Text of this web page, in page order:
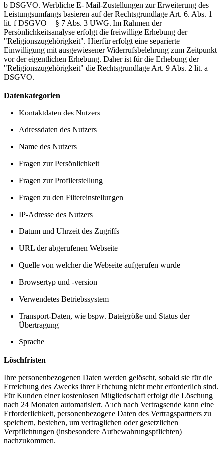
b DSGVO. Werbliche E- Mail-Zustellungen zur Erweiterung des
Leistungsumfangs basieren auf der Rechtsgrundlage Art. 6. Abs. 1
lit. f DSGVO + § 7 Abs. 3 UWG. Im Rahmen der
Persönlichkeitsanalyse erfolgt die freiwillige Erhebung der
"Religionszugehörigkeit". Hierfür erfolgt eine separierte
Einwilligung mit ausgewiesener Widerrufsbelehrung zum Zeitpunkt
vor der eigentlichen Erhebung. Daher ist für die Erhebung der
"Religionszugehörigkeit" die Rechtsgrundlage Art. 9 Abs. 2 lit. a
DSGVO.
Datenkategorien
Kontaktdaten des Nutzers
Adressdaten des Nutzers
Name des Nutzers
Fragen zur Persönlichkeit
Fragen zur Profilerstellung
Fragen zu den Filtereinstellungen
IP-Adresse des Nutzers
Datum und Uhrzeit des Zugriffs
URL der abgerufenen Webseite
Quelle von welcher die Webseite aufgerufen wurde
Browsertyp und -version
Verwendetes Betriebssystem
Transport-Daten, wie bspw. Dateigröße und Status der
Übertragung
Sprache
Löschfristen
Ihre personenbezogenen Daten werden gelöscht, sobald sie für die
Erreichung des Zwecks ihrer Erhebung nicht mehr erforderlich sind.
Für Kunden einer kostenlosen Mitgliedschaft erfolgt die Löschung
nach 24 Monaten automatisiert. Auch nach Vertragsende kann eine
Erforderlichkeit, personenbezogene Daten des Vertragspartners zu
speichern, bestehen, um vertraglichen oder gesetzlichen
Verpflichtungen (insbesondere Aufbewahrungspflichten)
nachzukommen.